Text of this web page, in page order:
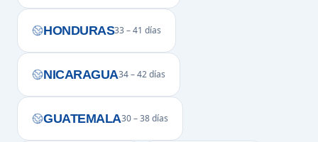
HONDURAS33 – 41 días
NICARAGUA34 – 42 días
GUATEMALA30 – 38 días